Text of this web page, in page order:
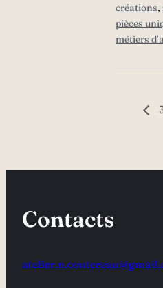
créations,
pièces
métiers
Contacts